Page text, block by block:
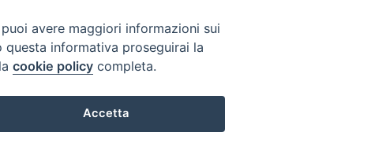
avere maggiori informazioni sui
informativa proseguirai la
cookie policy completa.
Accetta